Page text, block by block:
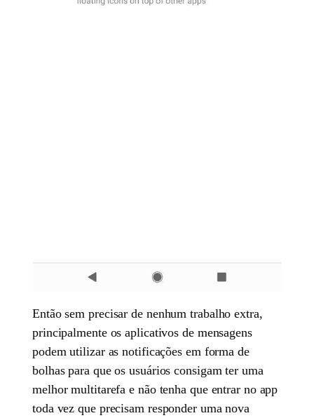
Então sem precisar de nenhum trabalho extra,
principalmente os aplicativos de mensagens
podem utilizar as notificações em forma de
bolhas para que os usuários consigam ter uma
melhor multitarefa e não tenha que entrar no app
toda vez que precisam responder uma nova